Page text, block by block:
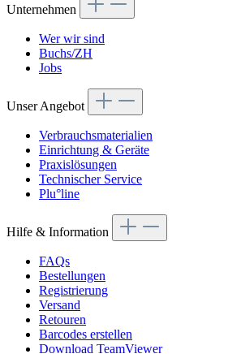
Unternehmen
Wer wir sind
Buchs/ZH
Jobs
Unser Angebot
Verbrauchsmaterialien
Einrichtung & Geräte
Praxislösungen
Technischer Service
Plu°line
Hilfe & Information
FAQs
Bestellungen
Registrierung
Versand
Retouren
Barcodes erstellen
Download TeamViewer